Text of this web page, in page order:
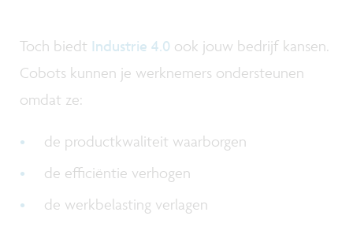
Toch biedt Industrie 4.0 ook jouw bedrijf kansen.
Cobots kunnen je werknemers ondersteunen
omdat ze:
de productkwaliteit waarborgen
de efficiëntie verhogen
de werkbelasting verlagen